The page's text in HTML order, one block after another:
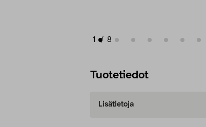
1 / 8
Tuotetiedot
Lisätietoja